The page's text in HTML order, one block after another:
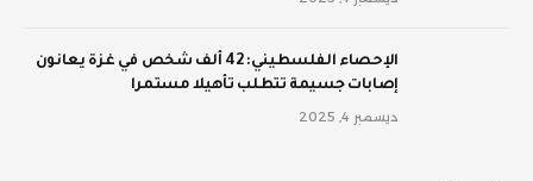
الإحصاء الفلسطيني: 42 ألف شخص في غزة يعانون
إصابات جسيمة تتطلب تأهيلا مستمرا
ديسمبر 4, 2025